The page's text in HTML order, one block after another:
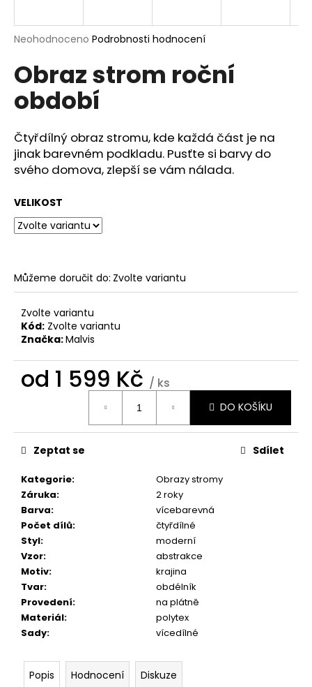
Průměrné
produktu
je
z
hvězdiček.
Neohodnoceno Podrobnosti hodnocení
Obraz strom roční
období
Čtyřdílný obraz stromu, kde každá část je na
jinak barevném podkladu. Pusťte si barvy do
svého domova, zlepší se vám nálada.
VELIKOST
Můžeme doručit do: Zvolte variantu
Zvolte variantu
Kód: Zvolte variantu
Značka:Malvis
od 1 599 Kč / ks
DO KOŠÍKU
Kategorie:
Obrazy stromy
Záruka:
2 roky
Barva:
vícebarevná
Počet dílů:
čtyřdílné
Styl:
moderní
Vzor:
abstrakce
Motiv:
krajina
Tvar:
obdélník
Provedení:
na plátně
Materiál:
polytex
Sady: vícedílné
Zeptat se Sdílet
Popis Hodnocení Diskuze
j
t
?
HLEDAT
D
o
r
č
u
e
m
OBRAZ
HUDEBNÍ
599
Kč